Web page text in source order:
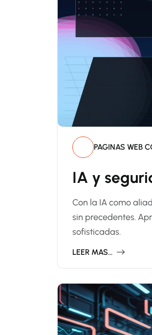
PAGINAS WEB
IA y
Con la IA como
sin precedentes.
sofisticadas.
LEER MAS...